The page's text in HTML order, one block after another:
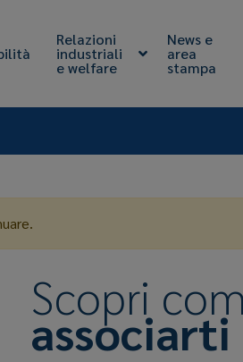
Relazioni
industriali
e welfare
News e
area
stampa
Scopri
associarti